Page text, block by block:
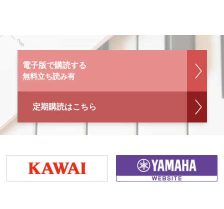
電子版で購読する
無料立ち読み有
定期購読はこちら